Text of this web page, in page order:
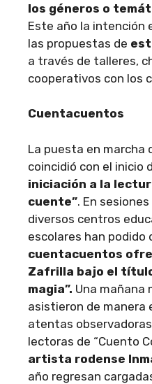
los géneros o
Este año la intención
las propuestas de
a través de talleres,
cooperativos con los
Cuentacuentos
La puesta en marcha
coincidió con el inicio
iniciación a la
cuente”. En
diversos centros
escolares han podido
cuentacuentos
Zafrilla bajo el
magia”. Una mañana
asistieron de manera
atentas
lectoras de “Cuento
artista rodense
año regresan